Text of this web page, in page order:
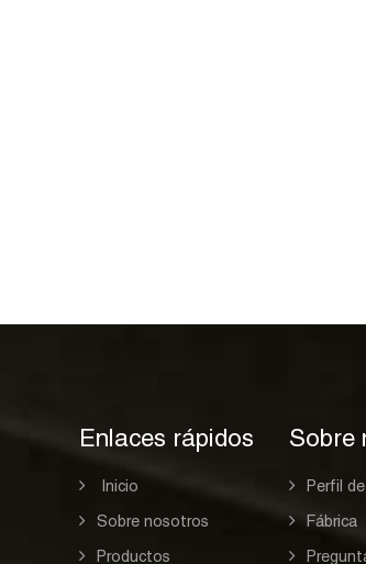
Enlaces rápidos
Inicio
Sobre nosotros
Productos
Sobre
Perfil
Fábrica